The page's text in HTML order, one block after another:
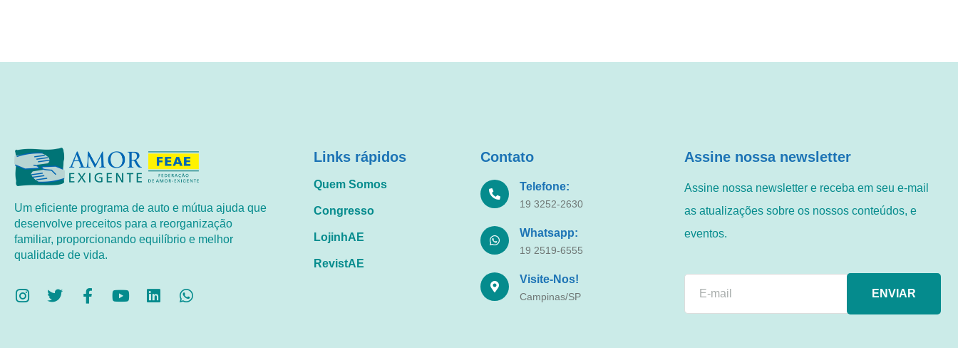
Um eficiente programa de auto e mútua ajuda que
desenvolve preceitos para a reorganização
familiar, proporcionando equilíbrio e melhor
qualidade de vida.
Links rápidos
Quem Somos
Congresso
LojinhAE
RevistAE
Contato
Telefone:
19 3252-2630
Whatsapp:
19 2519-6555
Visite-Nos!
Campinas/SP
Assine nossa newsletter
Assine nossa newsletter e receba em seu e-mail
as atualizações sobre os nossos conteúdos, e
eventos.
ENVIAR